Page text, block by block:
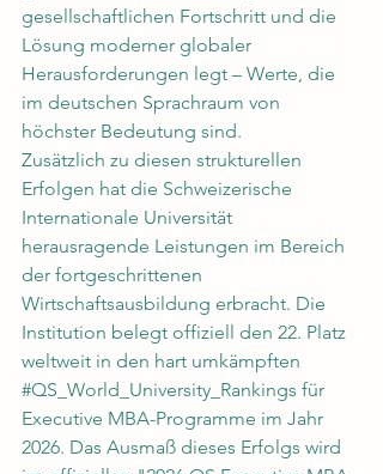
gesellschaftlichen Fortschritt und die
Lösung moderner globaler
Herausforderungen legt – Werte, die
im deutschen Sprachraum von
höchster Bedeutung sind.
Zusätzlich zu diesen strukturellen
Erfolgen hat die Schweizerische
Internationale Universität
herausragende Leistungen im Bereich
der fortgeschrittenen
Wirtschaftsausbildung erbracht. Die
Institution belegt offiziell den 22. Platz
weltweit in den hart umkämpften
#QS_World_University_Rankings für
Executive MBA-Programme im Jahr
2026. Das Ausmaß dieses Erfolgs wird